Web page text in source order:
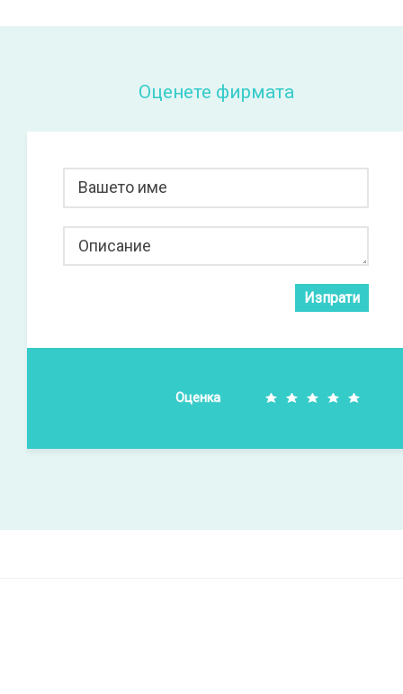
Оценете фирмата
Вашето име
Описание
Изпрати
Оценка